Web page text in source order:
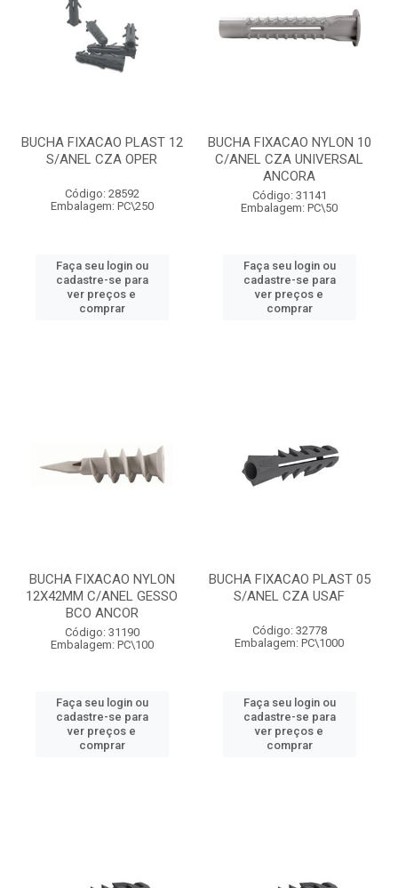
BUCHA FIXACAO PLAST 12
S/ANEL CZA OPER
Código: 28592
Embalagem: PC\250
Faça seu login ou
cadastre-se para
ver preços e
comprar
BUCHA FIXACAO NYLON 10
C/ANEL CZA UNIVERSAL
ANCORA
Código: 31141
Embalagem: PC\50
Faça seu login ou
cadastre-se para
ver preços e
comprar
BUCHA FIXACAO NYLON
12X42MM C/ANEL GESSO
BCO ANCOR
Código: 31190
Embalagem: PC\100
Faça seu login ou
cadastre-se para
ver preços e
comprar
BUCHA FIXACAO PLAST 05
S/ANEL CZA USAF
Código: 32778
Embalagem: PC\1000
Faça seu login ou
cadastre-se para
ver preços e
comprar